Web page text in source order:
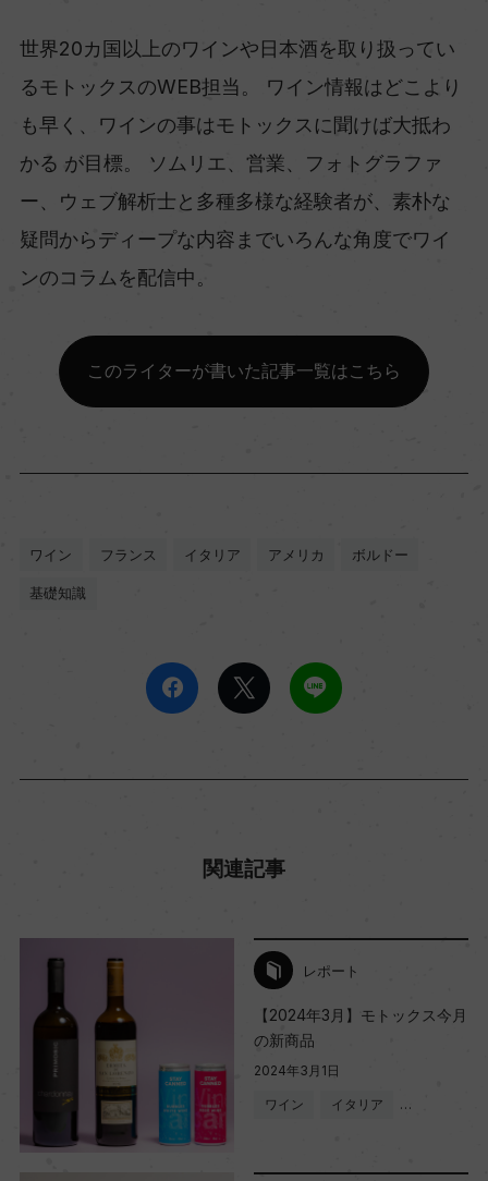
世界20カ国以上のワインや日本酒を取り扱ってい
るモトックスのWEB担当。 ワイン情報はどこより
も早く、ワインの事はモトックスに聞けば大抵わ
かる が目標。 ソムリエ、営業、フォトグラファ
ー、ウェブ解析士と多種多様な経験者が、素朴な
疑問からディープな内容までいろんな角度でワイ
ンのコラムを配信中。
このライターが書いた記事一覧はこちら
ワイン フランス イタリア アメリカ ボルドー
基礎知識
関連記事
レポート
【2024年3月】モトックス今月
の新商品
2024年3月1日
ワイン イタリア …